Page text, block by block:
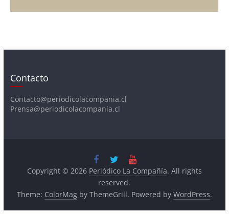
Contacto
Contacto@periodicolacompania.cl
Prensa@periodicolacompania.cl
Copyright © 2026 Periódico La Compañía. All rights
reserved.
Theme: ColorMagby ThemeGrill. Powered by WordPress.